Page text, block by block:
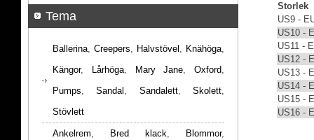
Storlek
US9 -
US10 -
US11 -
US12 -
US13 -
US14 -
US15 -
US16 -
Tema
Ballerina, Creepers, Halvstövel , Knähöga,
Kängor, Lårhöga, Mary Jane, Oxford,
Pumps,Sandal , Sandalett,Skolett,
Stövlett
Ankelrem, Bred klack, Blommor,